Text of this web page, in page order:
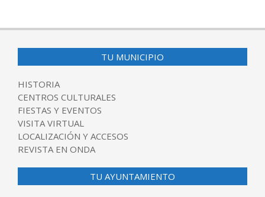
03-
TU MUNICIPIO
HISTORIA
CENTROS CULTURALES
FIESTAS Y EVENTOS
VISITA VIRTUAL
LOCALIZACIÓN Y ACCESOS
REVISTA EN ONDA
TU AYUNTAMIENTO